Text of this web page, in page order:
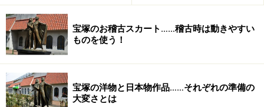
宝塚のお稽古スカート……稽古時は動きやすい
ものを使う！
宝塚の洋物と日本物作品……それぞれの準備の
大変さとは